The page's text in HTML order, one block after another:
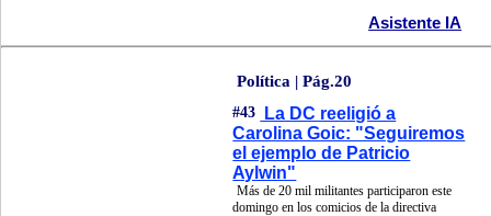
Asistente IA
Política | Pág.20
#43
La DC reeligió a
Carolina Goic: "Seguiremos
el ejemplo de Patricio
Aylwin"
Más de 20 mil militantes participaron este
domingo en los comicios de la directiva